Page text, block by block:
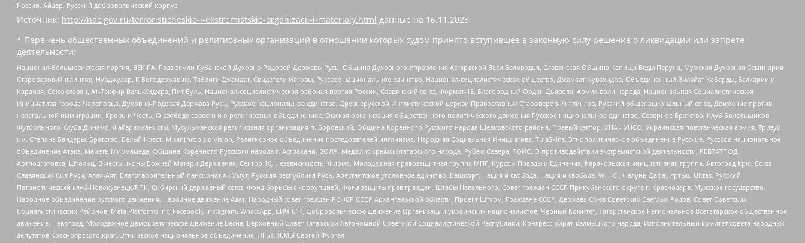
России, Айдар, Русский добровольческий корпус
Источник: http://nac.gov.ru/terroristicheskie-i-ekstremistskie-organizacii-i-materialy.html данные на 16.11.2023
* Перечень общественных объединений и религиозных организаций в отношении которых судом принято вступившее в законную силу решение о ликвидации или запрете
деятельности:
Национал-большевистская партия, ВЕК РА, Рада земли Кубанской Духовно Родовой Державы Русь, Община Духовного Управления Асгардской Веси Беловодья, Славянская Община Капища Веды Перуна, Мужская Духовная Семинария
Староверов-Инглингов, Нурджулар, К Богодержавию, Таблиги Джамаат, Свидетели Иеговы, Русское национальное единство, Национал-социалистическое общество, Джамаат мувахидов, Объединенный Вилайат Кабарды, Балкарии и
Карачая, Союз славян, Ат-Такфир Валь-Хиджра, Пит Буль, Национал-социалистическая рабочая партия России, Славянский союз, Формат-18, Благородный Орден Дьявола, Армия воли народа, Национальная Социалистическая
Инициатива города Череповца, Духовно-Родовая Держава Русь, Русское национальное единство, Древнерусской Инглистической церкви Православных Староверов-Инглингов, Русский общенациональный союз, Движение против
нелегальной иммиграции, Кровь и Честь, О свободе совести и о религиозных объединениях, Омская организация общественного политического движения Русское национальное единство, Северное Братство, Клуб Болельщиков
Футбольного Клуба Динамо, Файзрахманисты, Мусульманская религиозная организация п. Боровский, Община Коренного Русского народа Щелковского района, Правый сектор, УНА - УНСО, Украинская повстанческая армия, Тризуб
им. Степана Бандеры, Братство, Белый Крест, Misanthropic division, Религиозное объединение последователей инглиизма, Народная Социальная Инициатива, TulaSkins, Этнополитическое объединение Русские, Русское национальное
объединение Атака, Мечеть Мирмамеда, Община Коренного Русского народа г. Астрахани, ВОЛЯ, Меджлис крымскотатарского народа, Рубеж Севера, ТОЙС, О противодействии экстремистской деятельности, РЕВТАТПОД,
Артподготовка, Штольц, В честь иконы Божией Матери Державная, Сектор 16, Независимость, Фирма, Молодежная правозащитная группа МПГ, Курсом Правды и Единения, Каракольская инициативная группа, Автоград Крю, Союз
Славянских Сил Руси, Алля-Аят, Благотворительный пансионат Ак Умут, Русская республика Русь, Арестантское уголовное единство, Башкорт, Нация и свобода, Нация и свобода, W.H.С., Фалунь Дафа, Иртыш Ultras, Русский
Патриотический клуб-Новокузнецк/РПК, Сибирский державный союз, Фонд борьбы с коррупцией, Фонд защиты прав граждан, Штабы Навального, Совет граждан СССР Прикубанского округа г. Краснодара, Мужское государство,
Народное объединение русского движения, Народное движение Адат, Народный совет граждан РСФСР СССР Архангельской области, Проект Штурм, Граждане СССР, Держава Союз Советских Светлых Родов, Совет Советских
Социалистических Районов, Meta Platforms Inc, Facebook, Instagram, WhatsApp, СИЧ-С14, Добровольческое Движение Организации украинских националистов, Черный Комитет, Татарстанское Региональное Всетатарское общественное
движение, Невоград, Молодежное Демократическое Движение Весна, Верховный Совет Татарской Автономной Советской Социалистической Республики, Конгресс ойрат-калмыцкого народа, Исполнительный комитет совета народных
депутатов Красноярского края, Этническое национальное объединение, ЛГБТ, Я.МЫ Сергей Фургал